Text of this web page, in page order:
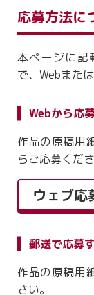
応募方法に
本ページに記
で、Webまた
Webから応
作品の原稿用
らご応募くださ
ウェブ応
郵送で応募
作品の原稿用
さい。